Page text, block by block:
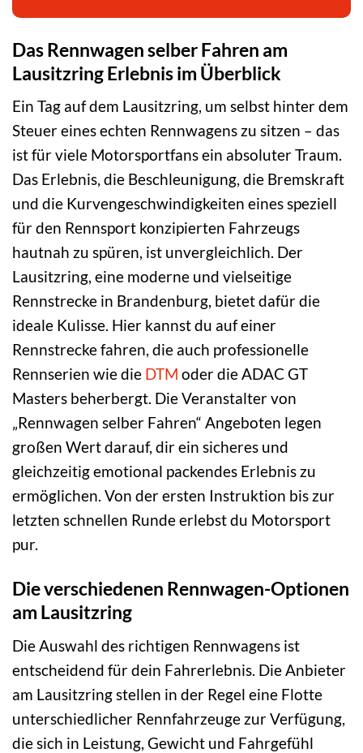
Das Rennwagen selber Fahren am
Lausitzring Erlebnis im Überblick
Ein Tag auf dem Lausitzring, um selbst hinter dem
Steuer eines echten Rennwagens zu sitzen – das
ist für viele Motorsportfans ein absoluter Traum.
Das Erlebnis, die Beschleunigung, die Bremskraft
und die Kurvengeschwindigkeiten eines speziell
für den Rennsport konzipierten Fahrzeugs
hautnah zu spüren, ist unvergleichlich. Der
Lausitzring, eine moderne und vielseitige
Rennstrecke in Brandenburg, bietet dafür die
ideale Kulisse. Hier kannst du auf einer
Rennstrecke fahren, die auch professionelle
Rennserien wie die DTM oder die ADAC GT
Masters beherbergt. Die Veranstalter von
„Rennwagen selber Fahren“ Angeboten legen
großen Wert darauf, dir ein sicheres und
gleichzeitig emotional packendes Erlebnis zu
ermöglichen. Von der ersten Instruktion bis zur
letzten schnellen Runde erlebst du Motorsport
pur.
Die verschiedenen Rennwagen-Optionen
am Lausitzring
Die Auswahl des richtigen Rennwagens ist
entscheidend für dein Fahrerlebnis. Die Anbieter
am Lausitzring stellen in der Regel eine Flotte
unterschiedlicher Rennfahrzeuge zur Verfügung,
die sich in Leistung, Gewicht und Fahrgefühl